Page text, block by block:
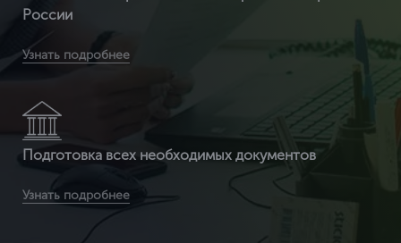
России
Вы получите бесплатную доставку сертификата и
приложенных к нему документов по всей России
Узнать подробнее
Подготовка всех необходимых документов
Вы получаете документ с 3-ой защитой. Специальные
бланки (наша компания заказывает их на производстве, где
Узнать подробнее